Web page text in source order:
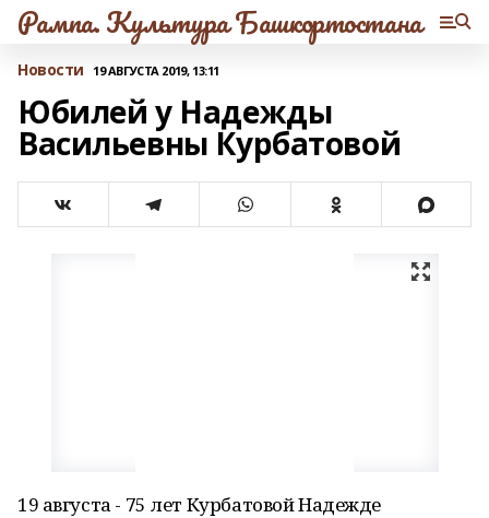
Рампа. Культура Башкортостана
Новости 19 АВГУСТА 2019, 13:11
Юбилей у Надежды
Васильевны Курбатовой
19 августа - 75 лет Курбатовой Надежде